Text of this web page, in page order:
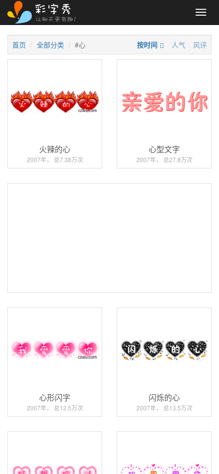
首页 全部分类 #心 按时间 人气 风评
火辣的心
2007年， 总7.38万次
心型文字
2007年， 总27.8万次
心形闪字
2007年， 总12.5万次
闪烁的心
2007年， 总13.5万次